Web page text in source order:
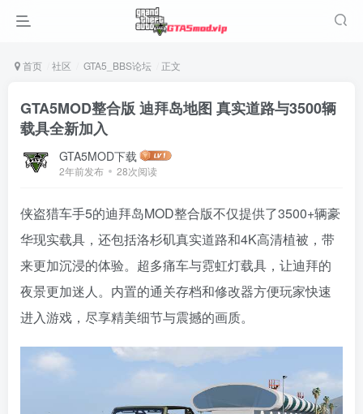
首页 社区 GTA5_BBS论坛 正文
GTA5MOD整合版 迪拜岛地图 真实道路与3500辆
载具全新加入
GTA5MOD下载
2年前发布 28次阅读
侠盗猎车手5的迪拜岛MOD整合版不仅提供了3500+辆豪
华现实载具，还包括洛杉矶真实道路和4K高清植被，带
来更加沉浸的体验。超多痛车与霓虹灯载具，让迪拜的
夜景更加迷人。内置的通关存档和修改器方便玩家快速
进入游戏，尽享精美细节与震撼的画质。